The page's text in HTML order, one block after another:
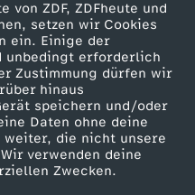
von ZDF, ZDFheute und
setzen wir Cookies
ein. Einige der
unbedingt erforderlich
Zustimmung dürfen wir
hinaus
speichern und/oder
Daten ohne deine
die nicht unsere
verwenden deine
Zwecken.
Service
ZDFmitreden
Kontakt zum ZDF
Tickets